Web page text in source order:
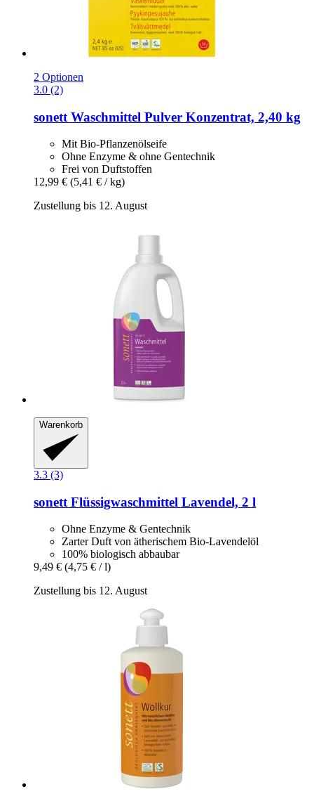
2 Optionen
3.0 (2)
sonett Waschmittel Pulver Konzentrat, 2,40 kg
Mit Bio-Pflanzenölseife
Ohne Enzyme & ohne Gentechnik
Frei von Duftstoffen
12,99 € (5,41 € / kg)
Zustellung bis 12. August
Warenkorb
3.3 (3)
sonett Flüssigwaschmittel Lavendel, 2 l
Ohne Enzyme & Gentechnik
Zarter Duft von ätherischem Bio-Lavendelöl
100% biologisch abbaubar
9,49 € (4,75 € / l)
Zustellung bis 12. August